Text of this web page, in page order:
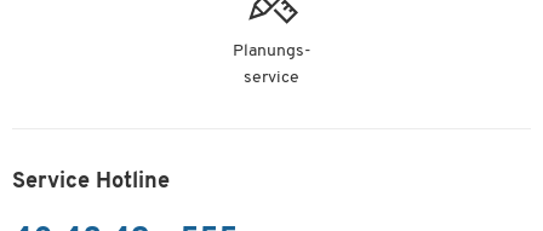
Planungs-
service
Service Hotline